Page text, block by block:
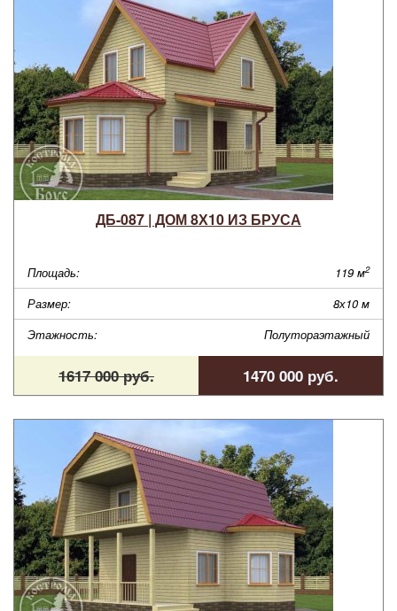
ДБ-087 | ДОМ 8Х10 ИЗ БРУСА
Площадь: 119 м2
Размер:
8х10 м
Этажность:
Полутораэтажный
1617 000 руб. 1470 000 руб.